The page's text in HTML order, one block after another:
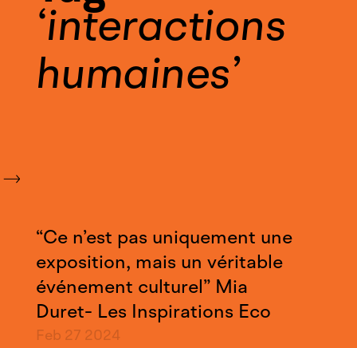
interactions
humaines
“Ce n’est pas uniquement une
exposition, mais un véritable
événement culturel” Mia
Duret- Les Inspirations Eco
Feb 27 2024